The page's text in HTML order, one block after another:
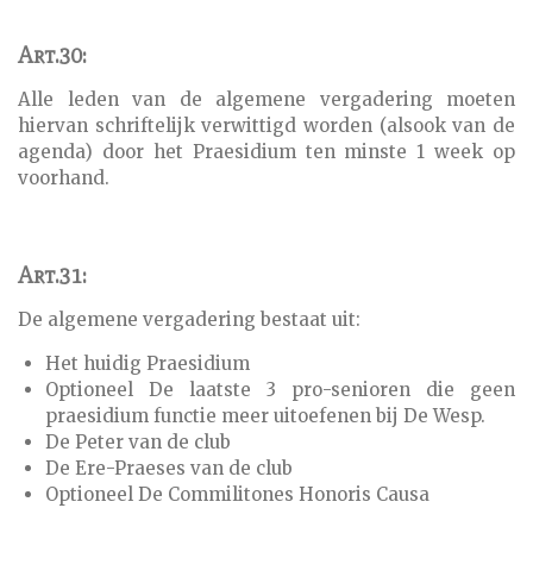
Art.30:
Alle leden van de algemene vergadering moeten
hiervan schriftelijk verwittigd worden (alsook van de
agenda) door het Praesidium ten minste 1 week op
voorhand.
Art.31:
De algemene vergadering bestaat uit:
Het huidig Praesidium
Optioneel De laatste 3 pro-senioren die geen
praesidium functie meer uitoefenen bij De Wesp.
De Peter van de club
De Ere-Praeses van de club
Optioneel De Commilitones Honoris Causa